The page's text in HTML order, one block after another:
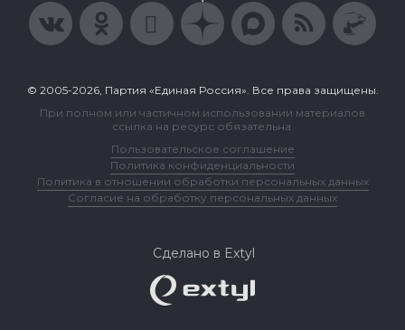
© 2005-2026, Партия «Единая Россия». Все права защищены.
При полном или частичном использовании материалов
ссылка на ресурс обязательна.
Пользовательское соглашение
Политика конфиденциальности
Политика в отношении обработки персональных данных
Согласие на обработку персональных данных
Сделано в Extyl